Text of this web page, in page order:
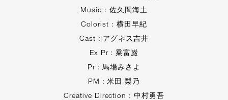
Music : 佐久間海土
Colorist : 横田早紀
Cast : アグネス吉井
Ex Pr : 乗富巌
Pr : 馬場みさよ
PM : 米田 梨乃
Creative Direction : 中村勇吾